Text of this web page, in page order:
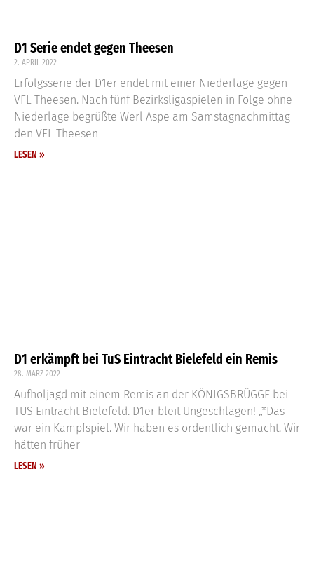
D1 Serie endet gegen Theesen
2. APRIL 2022
Erfolgsserie der D1er endet mit einer Niederlage gegen
VFL Theesen. Nach fünf Bezirksligaspielen in Folge ohne
Niederlage begrüßte Werl Aspe am Samstagnachmittag
den VFL Theesen
LESEN »
D1 erkämpft bei TuS Eintracht Bielefeld ein Remis
28. MÄRZ 2022
Aufholjagd mit einem Remis an der KÖNIGSBRÜGGE bei
TUS Eintracht Bielefeld. D1er bleit Ungeschlagen! „*Das
war ein Kampfspiel. Wir haben es ordentlich gemacht. Wir
hätten früher
LESEN »